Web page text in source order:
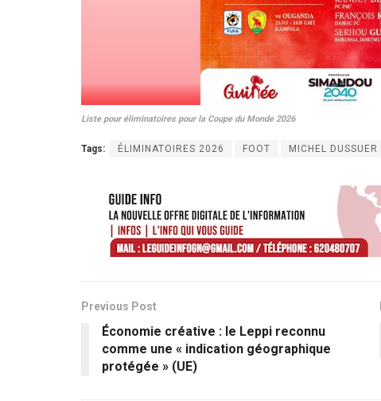
Liste pour éliminatoires pour la Coupe du Monde 2026
Tags: ÉLIMINATOIRES 2026 FOOT MICHEL DUSSUER
Previous Post
Économie créative : le Leppi reconnu
comme une « indication géographique
protégée » (UE)